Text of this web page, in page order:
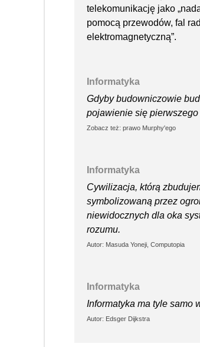
telekomunikację jako
pomocą przewodów, fal
elektromagnetyczną”.
Informatyka
Gdyby budowniczowie
pojawienie się pierwszego
Zobacz też: prawo Murphy'ego
Informatyka
Cywilizacja, którą
symbolizowaną przez
niewidocznych dla oka
rozumu.
Autor: Masuda Yoneji, Computopia
Informatyka
Informatyka ma tyle samo
Autor: Edsger Dijkstra